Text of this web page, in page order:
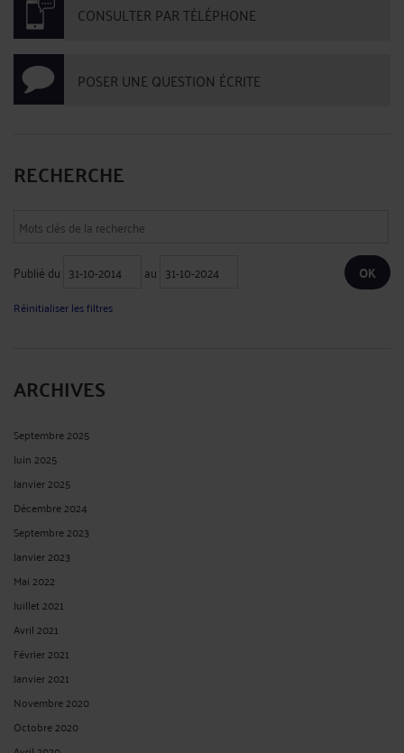
CONSULTER PAR TÉLÉPHONE
POSER UNE QUESTION ÉCRITE
RECHERCHE
Publié du au
Réinitialiser les filtres
ARCHIVES
Septembre 2025
Juin 2025
Janvier 2025
Décembre 2024
Septembre 2023
Janvier 2023
Mai 2022
Juillet 2021
Avril 2021
Février 2021
Janvier 2021
Novembre 2020
Octobre 2020